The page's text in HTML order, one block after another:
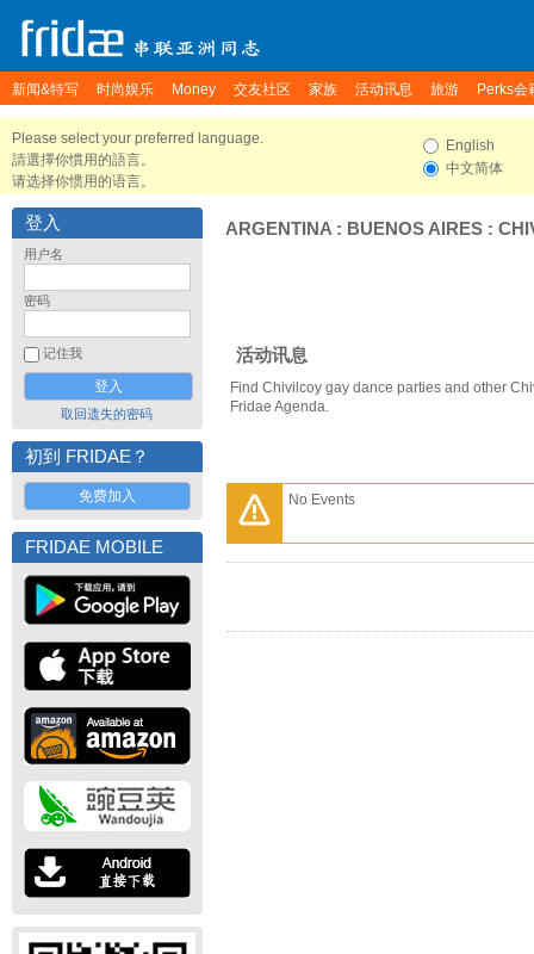
新闻&特写 时尚娱乐 Money 交友社区 家族 活动讯息 旅游 Perks会
Please select your preferred language.
請選擇你慣用的語言。
请选择你惯用的语言。
English
中文简体
登入
用户名
密码
记住我
取回遗失的密码
初到 FRIDAE？
免费加入
FRIDAE MOBILE
ARGENTINA : BUENOS AIRES :
活动讯息
Find Chivilcoy gay dance parties and other
Fridae Agenda.
No Events